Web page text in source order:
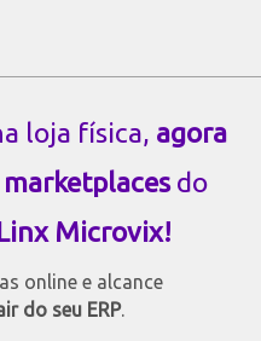
loja física, agora
do
Microvix!
online e alcance
do seu ERP.